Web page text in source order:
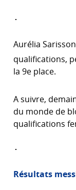
Aurélia
qualifications,
la 9e place.
A suivre,
du monde de
qualifications
Résultats